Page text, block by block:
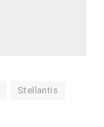
Stellantis